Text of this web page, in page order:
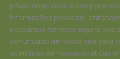
privacidade.Você é livre para
informações pessoais,
possamos fornecer alguns dos
continuado de nosso site será
aceitação de nossas práticas